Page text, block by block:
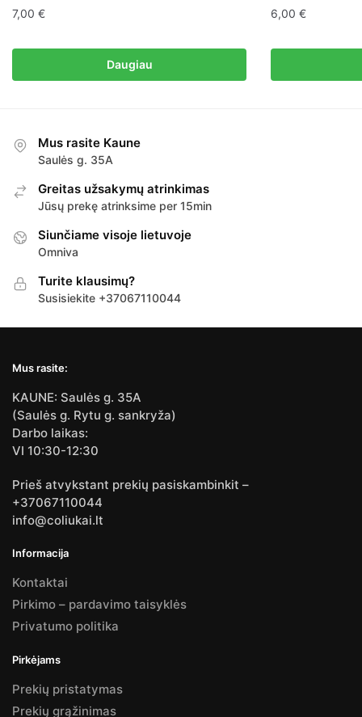
7,00 €
Daugiau
6,00 €
Mus rasite Kaune
Saulės g. 35A
Greitas užsakymų atrinkimas
Jūsų prekę atrinksime per 15min
Siunčiame visoje lietuvoje
Omniva
Turite klausimų?
Susisiekite +37067110044
Mus rasite:
KAUNE: Saulės g. 35A
(Saulės g. Rytu g. sankryža)
Darbo laikas:
VI 10:30-12:30
Prieš atvykstant prekių pasiskambinkit –
+37067110044
info@coliukai.lt
Informacija
Kontaktai
Pirkimo – pardavimo taisyklės
Privatumo politika
Pirkėjams
Prekių pristatymas
Prekių grąžinimas